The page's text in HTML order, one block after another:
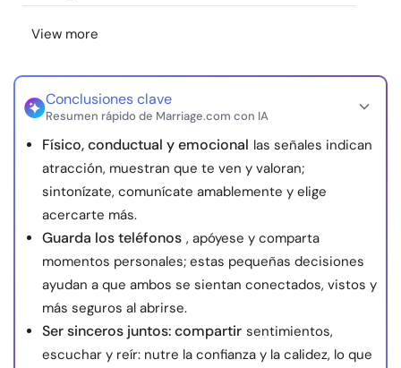
© Copyright 2026. Todos los derechos reservados.
View more
Conclusiones clave
Resumen rápido de Marriage.com con IA
Físico, conductual y emocional las señales indican
atracción, muestran que te ven y valoran;
sintonízate, comunícate amablemente y elige
acercarte más.
Guarda los teléfonos , apóyese y comparta
momentos personales; estas pequeñas decisiones
ayudan a que ambos se sientan conectados, vistos y
más seguros al abrirse.
Ser sinceros juntos: compartir sentimientos,
escuchar y reír: nutre la confianza y la calidez, lo que